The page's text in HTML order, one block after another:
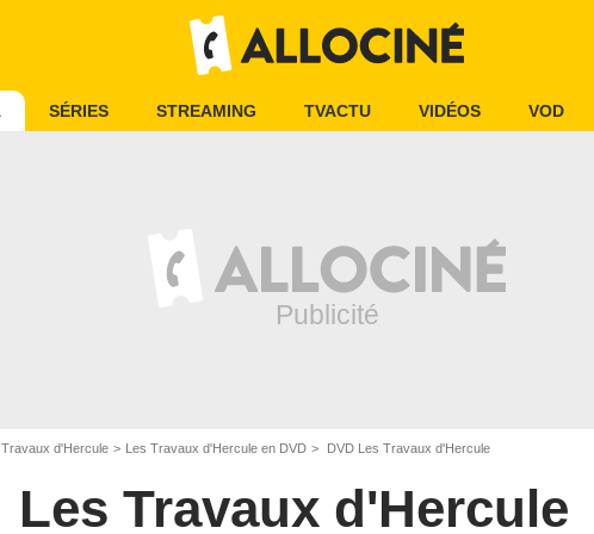
SÉRIES STREAMING TVACTU VIDÉOS VOD
d'Hercule Les Travaux d'Hercule en DVD DVD Les Travaux d'Hercule
Les Travaux d'Hercule